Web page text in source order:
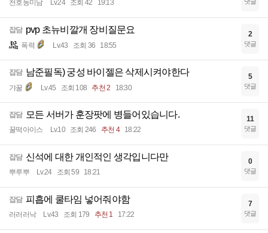
천호동미남 Lv.24 조회 42 19:13
잡담 pvp 초뉴비깔개 장비질문요
폭력 Lv.43 조회 36 18:55
2
댓글
잡담 남준필독) 궁성 바이젤은 삭제시켜야한다
갸꿀 Lv.45 조회 108 추천 2 18:30
5
댓글
잡담 모든 서버가 훈장팟에 병들어있습니다.
꿀떡아이스 Lv.10 조회 246 추천 4 18:22
11
댓글
잡담 신석에 대한 개인적인 생각입니다만
뿌루뿌 Lv.24 조회 59 18:21
0
댓글
잡담 피흡에 쿨타임 넣어줘야함
러러러낙 Lv.43 조회 179 추천 1 17:22
7
댓글